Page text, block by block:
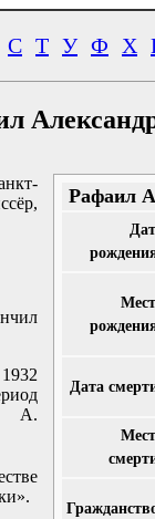
С Т У Ф Х
Рафаил
Дата
А.